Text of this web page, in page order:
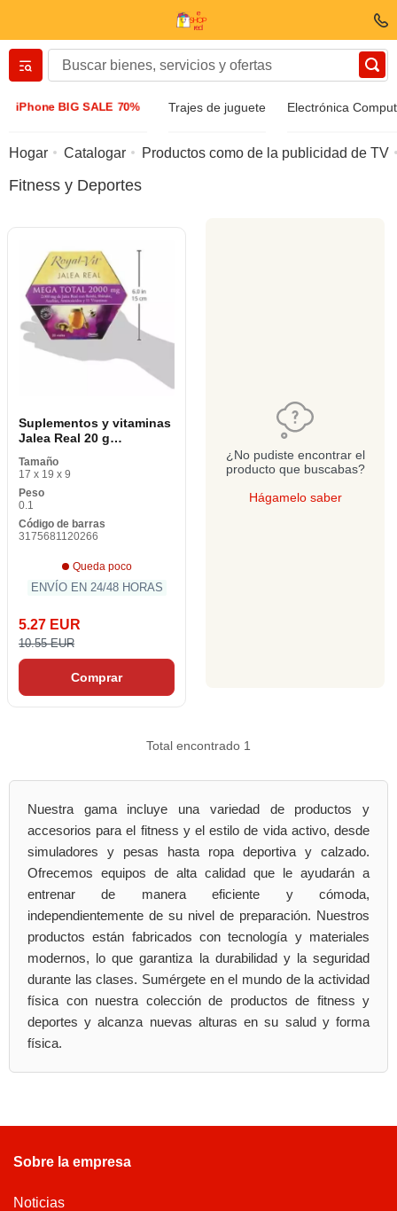
iPhone BIG SALE 70% Trajes de juguete Electrónica
Вернуться назад
Accesorios
Bizuteria
Reloj de pulsera
Hogar Catalogar Productos como de la publicidad de TV
Fitness y Deportes
Suplementos y vitaminas
Jalea Real 20 g
Tamaño
17 x 19 x 9
Peso
0.1
Código de barras
3175681120266
Queda poco
ENVÍO EN 24/48 HORAS
5.27 EUR
10.55 EUR
Comprar
¿No pudiste encontrar el
producto que buscabas?
Hágamelo saber
Total encontrado 1
Nuestra gama incluye una variedad de productos y
accesorios para el fitness y el estilo de vida activo, desde
simuladores y pesas hasta ropa deportiva y calzado.
Ofrecemos equipos de alta calidad que le ayudarán a
entrenar de manera eficiente y cómoda,
independientemente de su nivel de preparación. Nuestros
productos están fabricados con tecnología y materiales
modernos, lo que garantiza la durabilidad y la seguridad
durante las clases. Sumérgete en el mundo de la actividad
física con nuestra colección de productos de fitness y
deportes y alcanza nuevas alturas en su salud y forma
física.
Sobre la empresa
Noticias